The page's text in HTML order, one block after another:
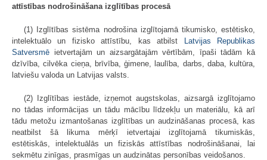
attīstības nodrošināšana izglītības procesā
(1) Izglītības sistēma nodrošina izglītojamā tikumisko, estētisko,
intelektuālo un fizisko attīstību, kas atbilst Latvijas Republikas
Satversmē ietvertajām un aizsargātajām vērtībām, īpaši tādām kā
dzīvība, cilvēka cieņa, brīvība, ģimene, laulība, darbs, daba, kultūra,
latviešu valoda un Latvijas valsts.
(2) Izglītības iestāde, izņemot augstskolas, aizsargā izglītojamo
no tādas informācijas un tādu mācību līdzekļu un materiālu, kā arī
tādu metožu izmantošanas izglītības un audzināšanas procesā, kas
neatbilst šā likuma mērķī ietvertajai izglītojamā tikumiskās,
estētiskās, intelektuālās un fiziskās attīstības nodrošināšanai, lai
sekmētu zinīgas, prasmīgas un audzinātas personības veidošanos.